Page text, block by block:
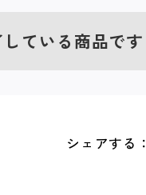
ている商品です
シェアする：